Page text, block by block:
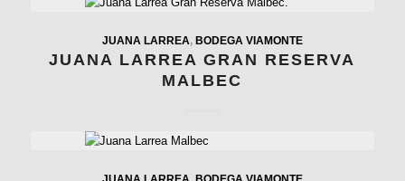
JUANA LARREA, BODEGA VIAMONTE
JUANA LARREA GRAN RESERVA
MALBEC
JUANA LARREA BODEGA VIAMONTE